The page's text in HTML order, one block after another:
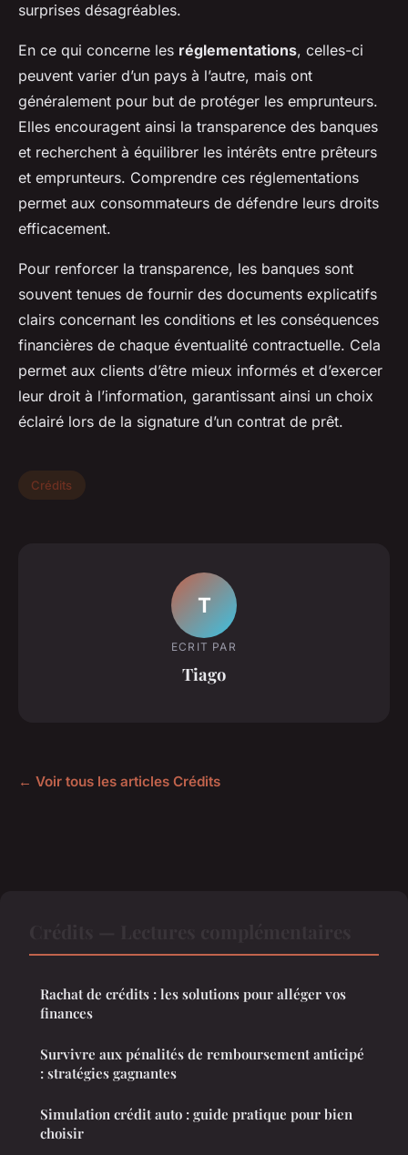
surprises désagréables.
En ce qui concerne les réglementations, celles-ci
peuvent varier d’un pays à l’autre, mais ont
généralement pour but de protéger les emprunteurs.
Elles encouragent ainsi la transparence des banques
et recherchent à équilibrer les intérêts entre prêteurs
et emprunteurs. Comprendre ces réglementations
permet aux consommateurs de défendre leurs droits
efficacement.
Pour renforcer la transparence, les banques sont
souvent tenues de fournir des documents explicatifs
clairs concernant les conditions et les conséquences
financières de chaque éventualité contractuelle. Cela
permet aux clients d’être mieux informés et d’exercer
leur droit à l’information, garantissant ainsi un choix
éclairé lors de la signature d’un contrat de prêt.
Crédits
T
ECRIT PAR
Tiago
← Voir tous les articles Crédits
Rachat de crédits : les solutions pour alléger vos
finances
Survivre aux pénalités de remboursement anticipé
: stratégies gagnantes
Simulation crédit auto : guide pratique pour bien
choisir